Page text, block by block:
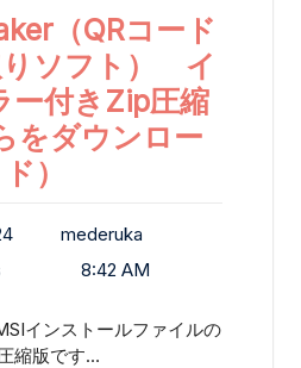
（QRコード
りソフト） イ
ー付きZip圧縮
をダウンロー
ド）
mederuka
8:42 AM
インストールファイルの
縮版です…